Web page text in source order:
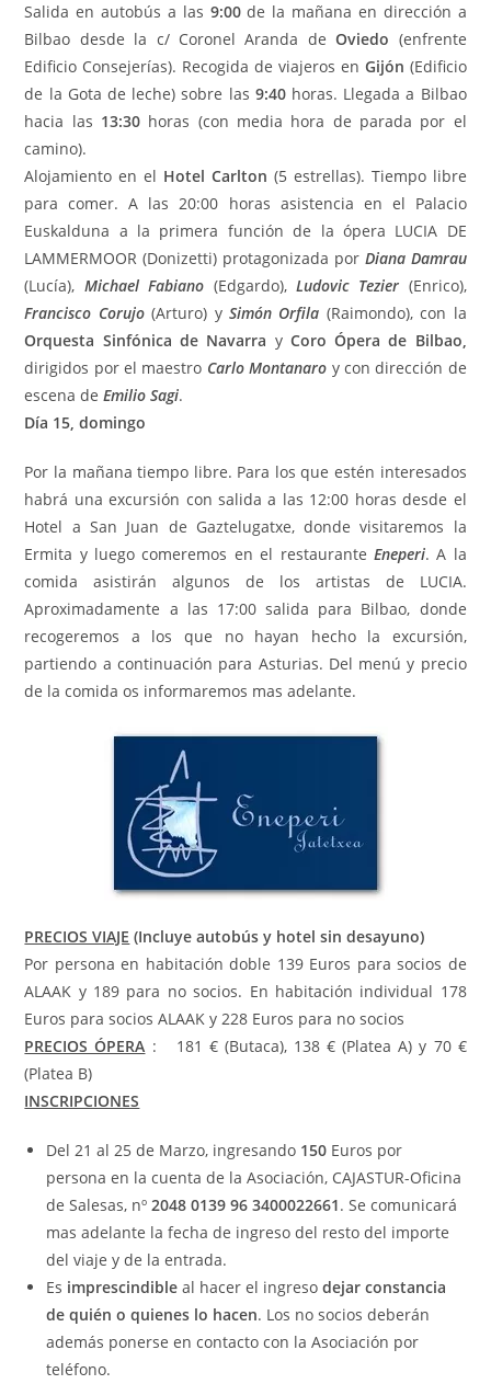
Salida en autobús a las 9:00de la mañana en dirección a
Bilbao desde la c/ Coronel Aranda deOviedo (enfrente
Edificio Consejerías). Recogida de viajeros en Gijón (Edificio
de la Gota de leche) sobre las 9:40horas. Llegada a Bilbao
hacia las 13:30 horas (con media hora de parada por el
camino).
Alojamiento en el Hotel Carlton (5 estrellas). Tiempo libre
para comer. A las 20:00 horas asistencia en el Palacio
Euskalduna a la primera función de la ópera LUCIA DE
LAMMERMOOR (Donizetti) protagonizada por Diana Damrau
(Lucía), Michael Fabiano (Edgardo), Ludovic Tezier (Enrico),
Francisco Corujo(Arturo) ySimón Orfila (Raimondo), con la
Orquesta Sinfónica de Navarra y Coro Ópera de Bilbao,
dirigidos por el maestro Carlo Montanaro y con dirección de
escena deEmilio Sagi.
Día 15, domingo
Por la mañana tiempo libre. Para los que estén interesados
habrá una excursión con salida a las 12:00 horas desde el
Hotel a San Juan de Gaztelugatxe, donde visitaremos la
Ermita y luego comeremos en el restaurante Eneperi. A la
comida asistirán algunos de los artistas de LUCIA.
Aproximadamente a las 17:00 salida para Bilbao, donde
recogeremos a los que no hayan hecho la excursión,
partiendo a continuación para Asturias. Del menú y precio
de la comida os informaremos mas adelante.
PRECIOS VIAJE (Incluye autobús y hotel sin desayuno)
Por persona en habitación doble 139 Euros para socios de
ALAAK y 189 para no socios. En habitación individual 178
Euros para socios ALAAK y 228 Euros para no socios
PRECIOS ÓPERA : 181 € (Butaca), 138 € (Platea A) y 70 €
(Platea B)
INSCRIPCIONES
Del 21 al 25 de Marzo, ingresando 150 Euros por
persona en la cuenta de la Asociación, CAJASTUR-Oficina
de Salesas, nº2048 0139 96 3400022661. Se comunicará
mas adelante la fecha de ingreso del resto del importe
del viaje y de la entrada.
Es imprescindible al hacer el ingresodejar constancia
de quién o quienes lo hacen. Los no socios deberán
además ponerse en contacto con la Asociación por
teléfono.